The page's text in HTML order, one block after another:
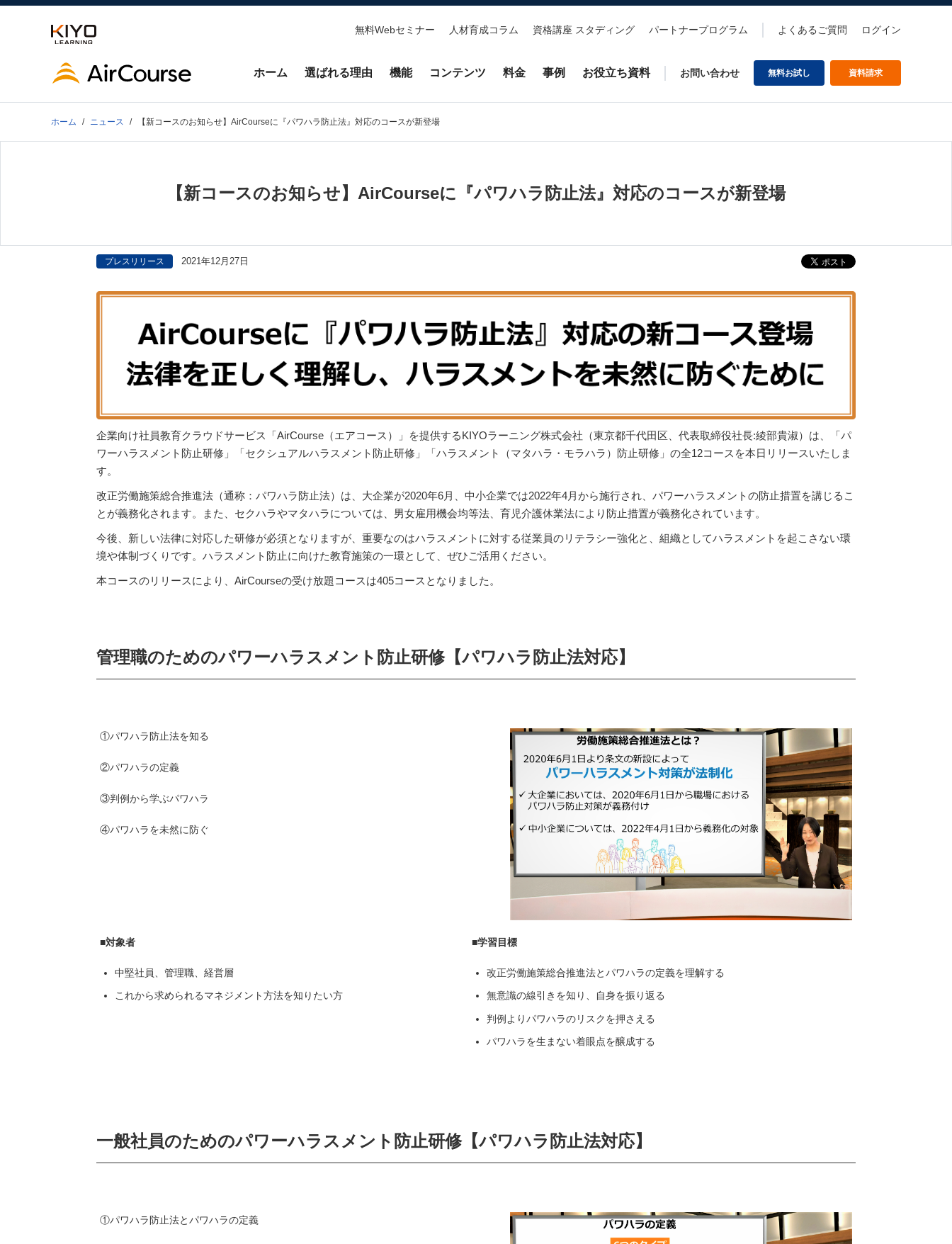
無料Webセミナー 人材育成コラム 資格講座 スタディング パートナープログラム よくあるご質問 ログイン
ホーム 選ばれる理由 機能 コンテンツ 料金 事例 お役立ち資料 お問い合わせ 無料お試し 資料請求
ホーム ニュース 【新コースのお知らせ】AirCourseに『パワハラ防止法』対応のコースが新登場
【新コースのお知らせ】AirCourseに『パワハラ防止法』対応のコースが新登場
プレスリリース 2021年12月27日
企業向け社員教育クラウドサービス「AirCourse（エアコース）」を提供するKIYOラーニング株式会社（東京都千代田区、代表取締役社長:綾部貴淑）は、「パ
ワーハラスメント防止研修」「セクシュアルハラスメント防止研修」「ハラスメント（マタハラ・モラハラ）防止研修」の全12コースを本日リリースいたしま
す。
改正労働施策総合推進法（通称：パワハラ防止法）は、大企業が2020年6月、中小企業では2022年4月から施行され、パワーハラスメントの防止措置を講じるこ
とが義務化されます。また、セクハラやマタハラについては、男女雇用機会均等法、育児介護休業法により防止措置が義務化されています。
今後、新しい法律に対応した研修が必須となりますが、重要なのはハラスメントに対する従業員のリテラシー強化と、組織としてハラスメントを起こさない環
境や体制づくりです。ハラスメント防止に向けた教育施策の一環として、ぜひご活用ください。
本コースのリリースにより、AirCourseの受け放題コースは405コースとなりました。
管理職のためのパワーハラスメント防止研修【パワハラ防止法対応】
①パワハラ防止法を知る
②パワハラの定義
③判例から学ぶパワハラ
④パワハラを未然に防ぐ
■対象者
中堅社員、管理職、経営層
これから求められるマネジメント方法を知りたい方
■学習目標
改正労働施策総合推進法とパワハラの定義を理解する
無意識の線引きを知り、自身を振り返る
判例よりパワハラのリスクを押さえる
パワハラを生まない着眼点を醸成する
一般社員のためのパワーハラスメント防止研修【パワハラ防止法対応】
①パワハラ防止法とパワハラの定義